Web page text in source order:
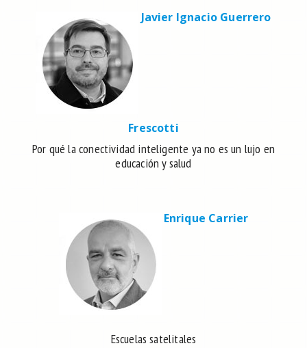
Javier Ignacio Guerrero
Frescotti
Por qué la conectividad inteligente ya no es un lujo en
educación y salud
Enrique Carrier
Escuelas satelitales